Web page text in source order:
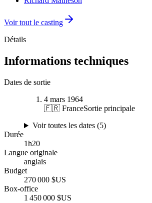
Voir tout le casting
Détails
Informations techniques
Dates de sortie
4 mars 1964
🇫🇷 FranceSortie principale
Voir toutes les dates (5)
Durée
1h20
Langue originale
anglais
Budget
270 000 $US
Box-office
1 450 000 $US